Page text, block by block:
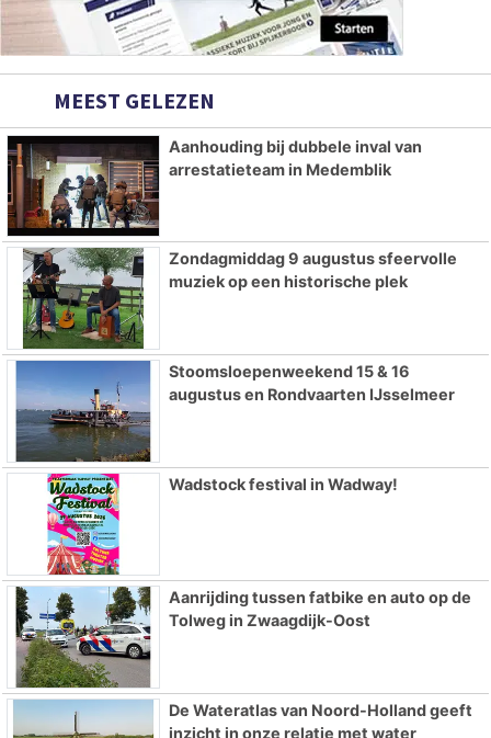
MEEST GELEZEN
Aanhouding bij dubbele inval van
arrestatieteam in Medemblik
Zondagmiddag 9 augustus sfeervolle
muziek op een historische plek
Stoomsloepenweekend 15 & 16
augustus en Rondvaarten IJsselmeer
Wadstock festival in Wadway!
Aanrijding tussen fatbike en auto op de
Tolweg in Zwaagdijk-Oost
De Wateratlas van Noord-Holland geeft
inzicht in onze relatie met water